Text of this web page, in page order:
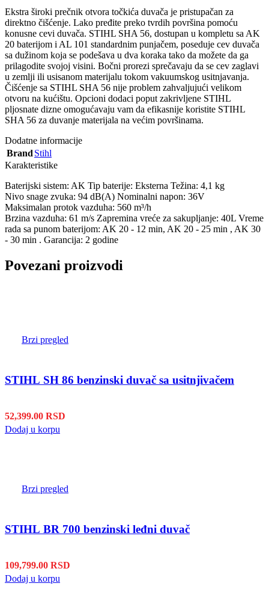
Ekstra široki prečnik otvora točkića duvača je pristupačan za
direktno čišćenje. Lako pređite preko tvrdih površina pomoću
konusne cevi duvača. STIHL SHA 56, dostupan u kompletu sa AK
20 baterijom i AL 101 standardnim punjačem, poseduje cev duvača
sa dužinom koja se podešava u dva koraka tako da možete da ga
prilagodite svojoj visini. Bočni prorezi sprečavaju da se cev zaglavi
u zemlji ili usisanom materijalu tokom vakuumskog usitnjavanja.
Čišćenje sa STIHL SHA 56 nije problem zahvaljujući velikom
otvoru na kućištu. Opcioni dodaci poput zakrivljene STIHL
pljosnate dizne omogućavaju vam da efikasnije koristite STIHL
SHA 56 za duvanje materijala na većim površinama.
Dodatne informacije
Brand Stihl
Karakteristike
Baterijski sistem: AK Tip baterije: Eksterna Težina: 4,1 kg
Nivo snage zvuka: 94 dB(A) Nominalni napon: 36V
Maksimalan protok vazduha: 560 m³/h
Brzina vazduha: 61 m/s Zapremina vreće za sakupljanje: 40L Vreme
rada sa punom baterijom: AK 20 - 12 min, AK 20 - 25 min , AK 30
- 30 min . Garancija: 2 godine
Povezani proizvodi
Brzi pregled
STIHL SH 86 benzinski duvač sa usitnjivačem
52,399.00 RSD
Dodaj u korpu
Brzi pregled
STIHL BR 700 benzinski leđni duvač
109,799.00 RSD
Dodaj u korpu